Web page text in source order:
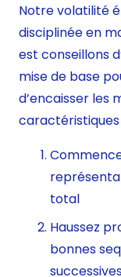
Notre volatilité
disciplinée en
est conseillons
mise de base
d’encaisser les
caractéristiques
total
Haussez
bonnes